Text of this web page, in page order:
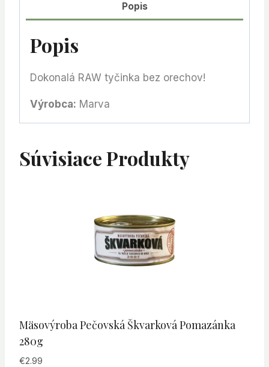
Popis
Popis
Dokonalá RAW tyčinka bez orechov!
Výrobca: Marva
Súvisiace Produkty
Mäsovýroba Pečovská Škvarková Pomazánka
280g
€2.99